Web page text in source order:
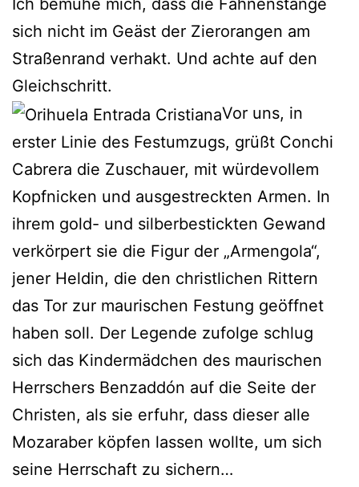
Ich bemühe mich, dass die Fahnenstange
sich nicht im Geäst der Zierorangen am
Straßenrand verhakt. Und achte auf den
Gleichschritt.
Vor uns, in
erster Linie des Festumzugs, grüßt Conchi
Cabrera die Zuschauer, mit würdevollem
Kopfnicken und ausgestreckten Armen. In
ihrem gold- und silberbestickten Gewand
verkörpert sie die Figur der „Armengola“,
jener Heldin, die den christlichen Rittern
das Tor zur maurischen Festung geöffnet
haben soll. Der Legende zufolge schlug
sich das Kindermädchen des maurischen
Herrschers Benzaddón auf die Seite der
Christen, als sie erfuhr, dass dieser alle
Mozaraber köpfen lassen wollte, um sich
seine Herrschaft zu sichern…